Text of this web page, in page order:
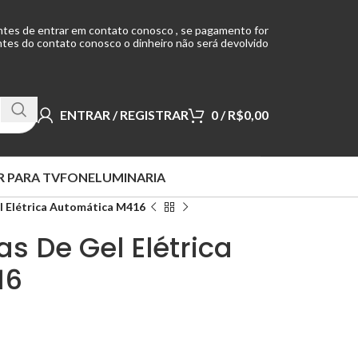
de entrar em contato conosco , se pagamento for
do contato conosco o dinheiro não será devolvido
ENTRAR / REGISTRAR 0 / R$0,00
PARA TVFONELUMINARIA
Elétrica Automática M416
De Gel Elétrica